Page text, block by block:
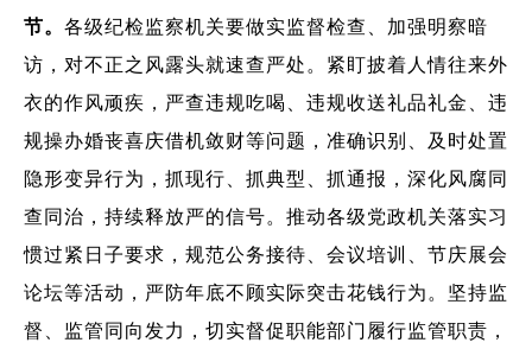
节。 各级纪检监察机关要做实监督检查、加强明察暗
访，对不正之风露头就速查严处。紧盯披着人情往来外
衣的作风顽疾，严查违规吃喝、违规收送礼品礼金、违
规操办婚丧喜庆借机敛财等问题，准确识别、及时处置
隐形变异行为，抓现行、抓典型、抓通报，深化风腐同
查同治，持续释放严的信号。推动各级党政机关落实习
惯过紧日子要求，规范公务接待、会议培训、节庆展会
论坛等活动，严防年底不顾实际突击花钱行为。坚持监
督、监管同向发力，切实督促职能部门履行监管职责，